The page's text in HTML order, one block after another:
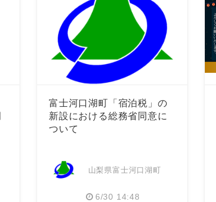
富士河口湖町「宿泊税」の
新設における総務省同意に
ついて
山梨県富士河口湖町
6/30 14:48